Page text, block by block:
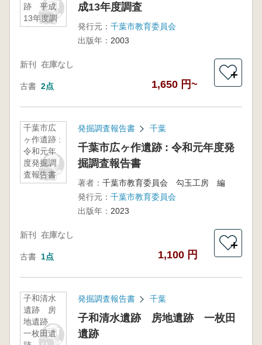
跡 平成
13年度調
査
成13年度調査
発行元： 千葉市教育委員会
出版年： 2003
新刊 在庫なし
古書 2点 1,650 円~
＋
千葉市広
ヶ作遺跡 :
令和元年
度発掘調
査報告書
発掘調査報告書 千葉
千葉市広ヶ作遺跡 : 令和元年度発
掘調査報告書
著者： 千葉市教育委員会 勾玉工房 編
発行元： 千葉市教育委員会
出版年： 2023
新刊 在庫なし
古書 1点 1,100 円
＋
子和清水
遺跡 房
地遺跡
一枚田遺
発掘調査報告書 千葉
子和清水遺跡 房地遺跡 一枚田
遺跡